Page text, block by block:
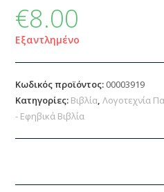
€8.00
Εξαντλημένο
Κωδικός προϊόντος: 00003919
Κατηγορίες: Βιβλία,Λογοτεχνία
- Εφηβικά Βιβλία